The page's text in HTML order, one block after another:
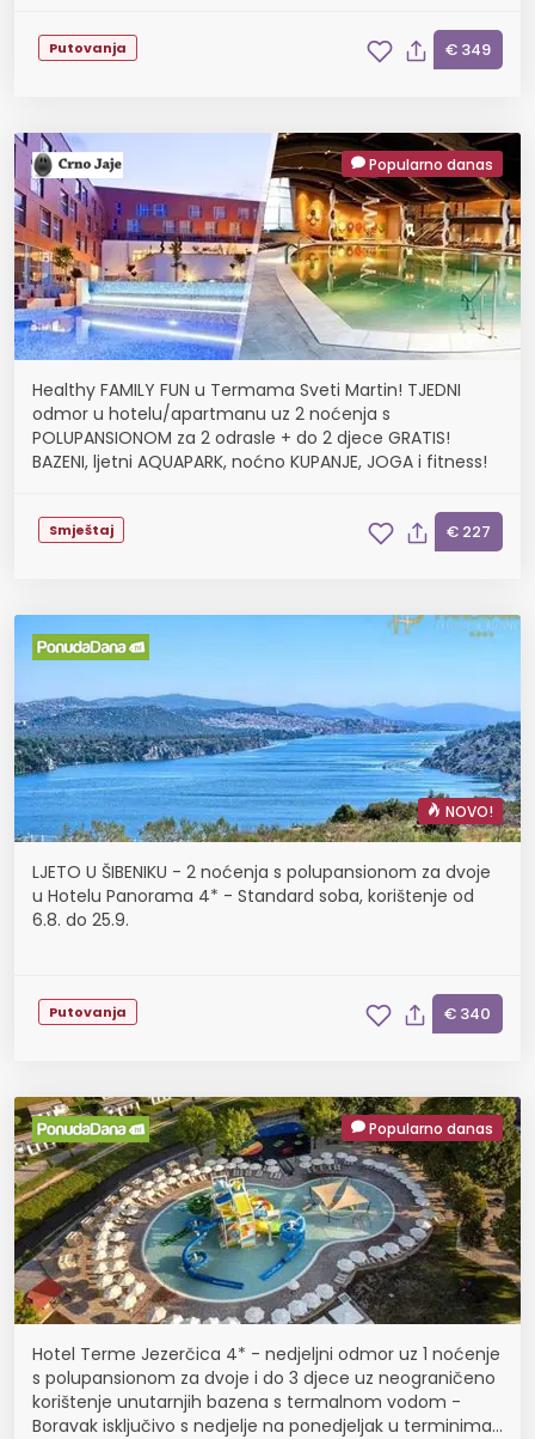
Putovanja € 349
Popularno danas
Healthy FAMILY FUN u Termama Sveti Martin! TJEDNI
odmor u hotelu/apartmanu uz 2 noćenja s
POLUPANSIONOM za 2 odrasle + do 2 djece GRATIS!
BAZENI, ljetni AQUAPARK, noćno KUPANJE, JOGA i fitness!
Smještaj € 227
NOVO!
LJETO U ŠIBENIKU - 2 noćenja s polupansionom za dvoje
u Hotelu Panorama 4* - Standard soba, korištenje od
6.8. do 25.9.
Putovanja € 340
Popularno danas
Hotel Terme Jezerčica 4* - nedjeljni odmor uz 1 noćenje
s polupansionom za dvoje i do 3 djece uz neograničeno
korištenje unutarnjih bazena s termalnom vodom -
Boravak isključivo s nedjelje na ponedjeljak u terminima